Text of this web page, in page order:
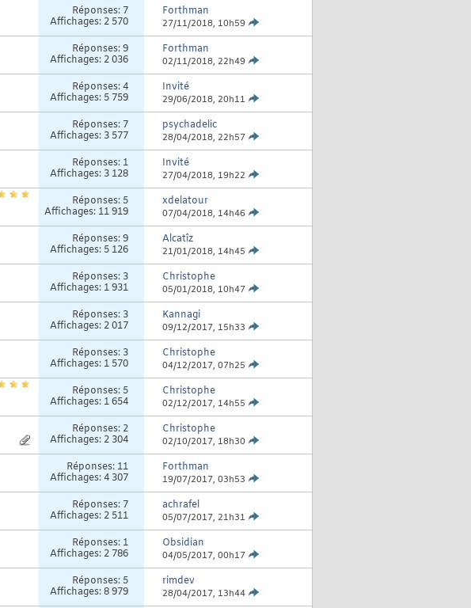
Réponses: 7
Affichages: 2 570
Forthman
27/11/2018, 10h59
Réponses:9
Affichages: 2 036
Forthman
02/11/2018, 22h49
Réponses:4
Affichages: 5 759
Invité
29/06/2018, 20h11
Réponses: 7
Affichages: 3 577
psychadelic
28/04/2018, 22h57
Réponses: 1
Affichages: 3 128
Invité
27/04/2018, 19h22
Réponses: 5
Affichages: 11 919
xdelatour
07/04/2018, 14h46
Réponses:9
Affichages: 5 126
Alcatîz
21/01/2018, 14h45
Réponses: 3
Affichages: 1 931
Christophe
05/01/2018, 10h47
Réponses: 3
Affichages: 2 017
Kannagi
09/12/2017, 15h33
Réponses: 3
Affichages: 1 570
Christophe
04/12/2017, 07h25
Réponses: 5
Affichages: 1 654
Christophe
02/12/2017, 14h55
Réponses: 2
Affichages: 2 304
Christophe
02/10/2017, 18h30
Réponses: 11
Affichages: 4 307
Forthman
19/07/2017, 03h53
Réponses: 7
Affichages: 2 511
achrafel
05/07/2017, 21h31
Réponses: 1
Affichages: 2 786
Obsidian
04/05/2017, 00h17
Réponses: 5
Affichages: 8 979
rimdev
28/04/2017, 13h44